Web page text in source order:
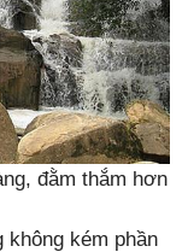
đằm thắm hơn
không kém phần